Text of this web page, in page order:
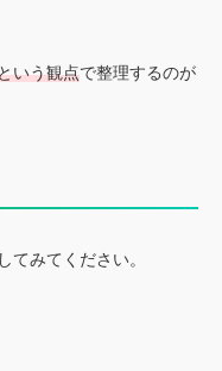
いう観点で整理するのが
てみてください。